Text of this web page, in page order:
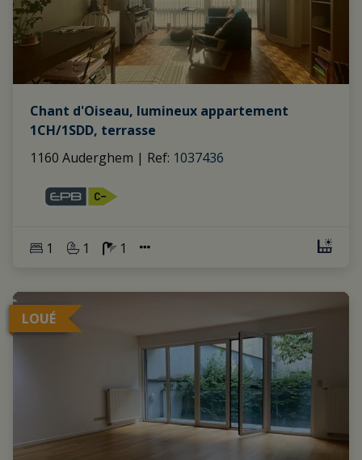
Chant d'Oiseau, lumineux appartement
1CH/1SDD, terrasse
1160 Auderghem | Ref: 1037436
1 1 1
LOUÉ